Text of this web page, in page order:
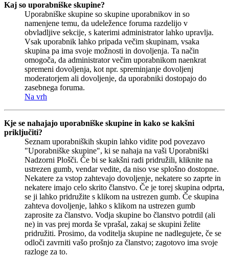
Kaj so uporabniške skupine?
Uporabniške skupine so skupine uporabnikov in so
namenjene temu, da udeležence foruma razdelijo v
obvladljive sekcije, s katerimi administrator lahko upravlja.
Vsak uporabnik lahko pripada večim skupinam, vsaka
skupina pa ima svoje možnosti in dovoljenja. Ta način
omogoča, da administrator večim uporabnikom naenkrat
spremeni dovoljenja, kot npr. spreminjanje dovoljenj
moderatorjem ali dovoljenje, da uporabniki dostopajo do
zasebnega foruma.
Na vrh
Kje se nahajajo uporabniške skupine in kako se kakšni
priključiti?
Seznam uporabniških skupin lahko vidite pod povezavo
"Uporabniške skupine", ki se nahaja na vaši Uporabniški
Nadzorni Plošči. Če bi se kakšni radi pridružili, kliknite na
ustrezen gumb, vendar vedite, da niso vse splošno dostopne.
Nekatere za vstop zahtevajo dovoljenje, nekatere so zaprte in
nekatere imajo celo skrito članstvo. Če je torej skupina odprta,
se ji lahko pridružite s klikom na ustrezen gumb. Če skupina
zahteva dovoljenje, lahko s klikom na ustrezen gumb
zaprosite za članstvo. Vodja skupine bo članstvo potrdil (ali
ne) in vas prej morda še vprašal, zakaj se skupini želite
pridružiti. Prosimo, da voditelja skupine ne nadlegujete, če se
odloči zavrniti vašo prošnjo za članstvo; zagotovo ima svoje
razloge za to.